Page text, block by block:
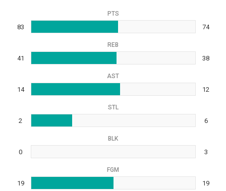
PTS
83 74
REB
41 38
AST
14 12
STL
2 6
BLK
0 3
FGM
19 19